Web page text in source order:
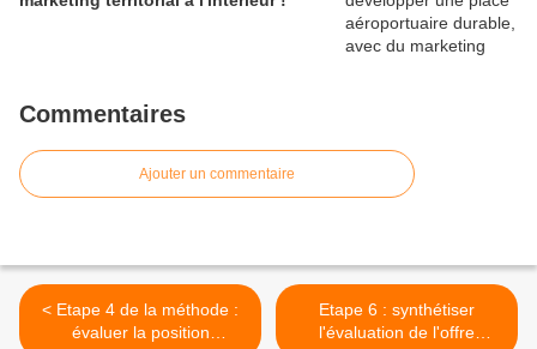
Commentaires
Ajouter un commentaire
< Etape 4 de la méthode :
évaluer la position
Etape 6 : synthétiser
l'évaluation de l'offre